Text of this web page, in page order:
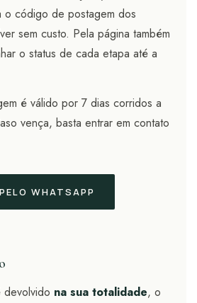
o código de postagem dos
sem custo. Pela página também
o status de cada etapa até a
é válido por 7 dias corridos a
vença, basta entrar em contato
WHATSAPP
na sua totalidade, o